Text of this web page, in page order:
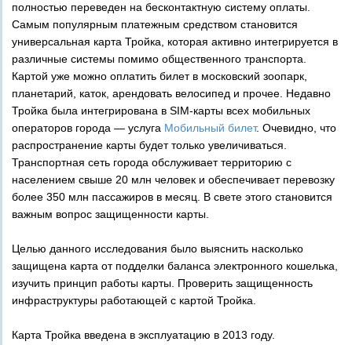
полностью переведен на бесконтактную систему оплаты.
Самым популярным платежным средством становится
универсальная карта Тройка, которая активно интегрируется в
различные системы помимо общественного транспорта.
Картой уже можно оплатить билет в московский зоопарк,
планетарий, каток, арендовать велосипед и прочее. Недавно
Тройка была интегрирована в SIM-карты всех мобильных
операторов города — услуга Мобильный билет. Очевидно, что
распространение карты будет только увеличиваться.
Транспортная сеть города обслуживает территорию с
населением свыше 20 млн человек и обеспечивает перевозку
более 350 млн пассажиров в месяц. В свете этого становится
важным вопрос защищенности карты.
Целью данного исследования было выяснить насколько
защищена карта от подделки баланса электронного кошелька,
изучить принцип работы карты. Проверить защищенность
инфраструктуры работающей с картой Тройка.
Карта Тройка введена в эксплуатацию в 2013 году.